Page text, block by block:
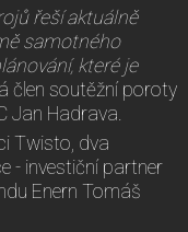
řeší aktuálně
samotného
které je
člen soutěžní poroty
Jan Hadrava.
Twisto, dva
- investiční partner
Enern Tomáš